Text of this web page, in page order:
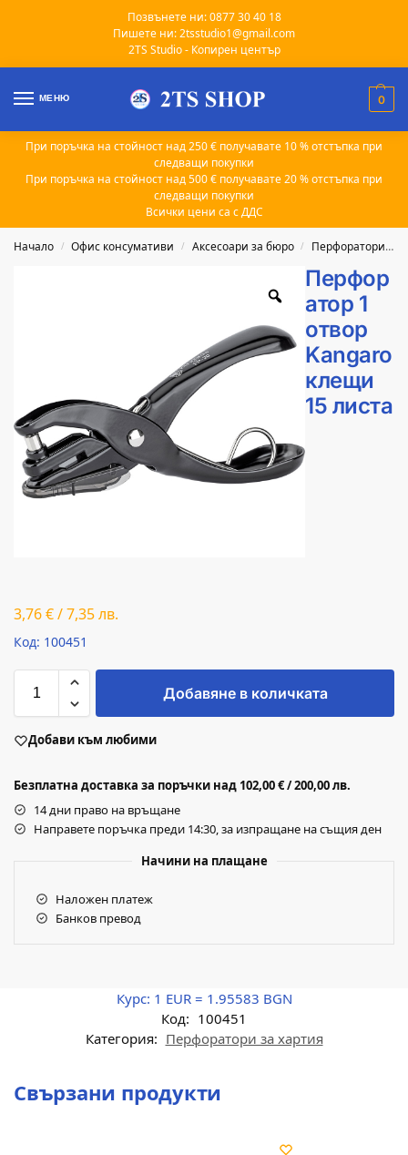
Позвънете ни: 0877 30 40 18
Пишете ни: 2tsstudio1@gmail.com
2TS Studio - Копирен център
МЕНЮ 0
При поръчка на стойност над 250 € получавате 10 % отстъпка при
следващи покупки
При поръчка на стойност над 500 € получавате 20 % отстъпка при
следващи покупки
Всички цени са с ДДС
Начало / Офис консумативи / Аксесоари за бюро / Перфоратори за хартия
Перфор
атор 1
отвор
Kangaro
клещи
15 листа
3,76€/7,35лв.
Код: 100451
Добавяне в количката
Добави към любими
Безплатна доставка за поръчки над 102,00 € / 200,00 лв.
14 дни право на връщане
Направете поръчка преди 14:30, за изпращане на същия ден
Начини на плащане
Наложен платеж
Банков превод
Курс: 1 EUR = 1.95583 BGN
Код: 100451
Категория: Перфоратори за хартия
Свързани продукти